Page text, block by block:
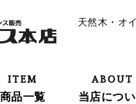
天然木・オ
商品一覧
ITEM
当店につ
ABOUT